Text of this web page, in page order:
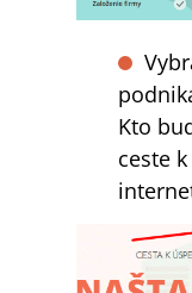
Kto
ceste